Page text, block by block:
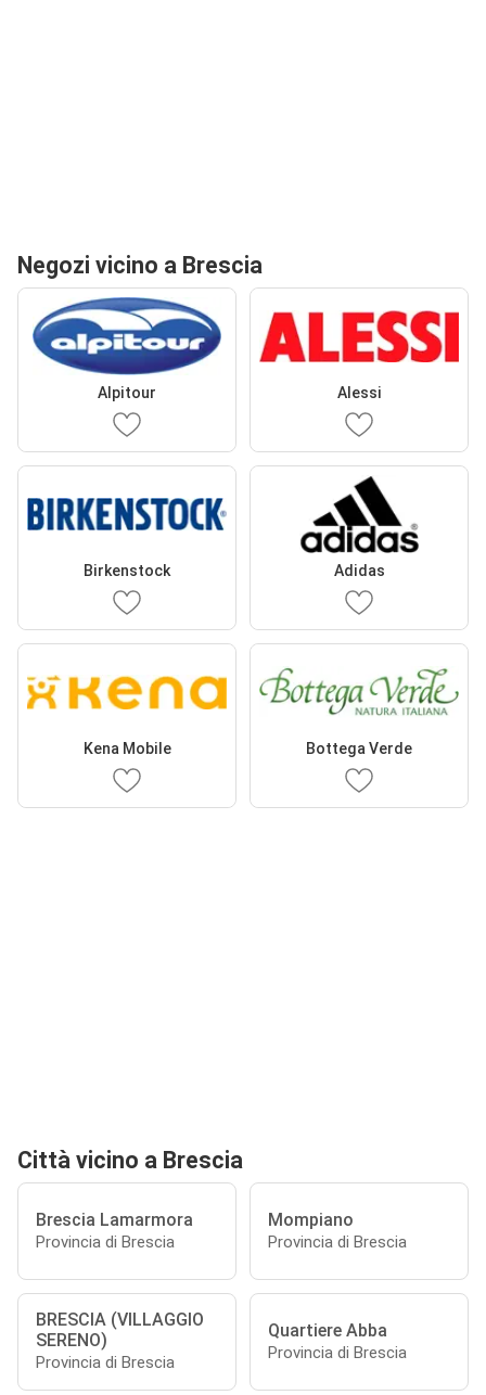
Negozi vicino a Brescia
Alpitour Alessi
Birkenstock Adidas
Kena Mobile Bottega Verde
Città vicino a Brescia
Brescia Lamarmora
Provincia di Brescia
Mompiano
Provincia di Brescia
BRESCIA (VILLAGGIO
SERENO)
Provincia di Brescia
Quartiere Abba
Provincia di Brescia